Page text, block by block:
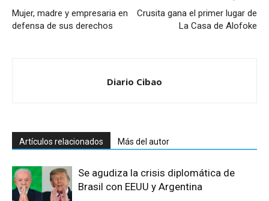
Mujer, madre y empresaria en
defensa de sus derechos
Crusita gana el primer lugar de
La Casa de Alofoke
Diario Cibao
Artículos relacionados Más del autor
Se agudiza la crisis diplomática de
Brasil con EEUU y Argentina